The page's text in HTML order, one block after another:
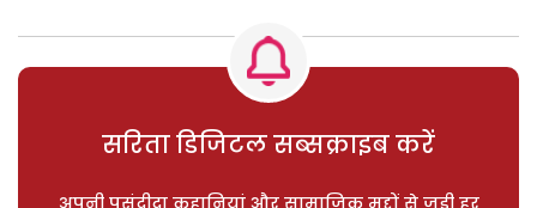
सरिता डिजिटल सब्सक्राइब करें